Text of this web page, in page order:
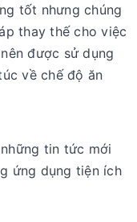
tốt nhưng chúng
thay thế cho việc
được sử dụng
về chế độ ăn
tin tức mới
ứng dụng tiện ích